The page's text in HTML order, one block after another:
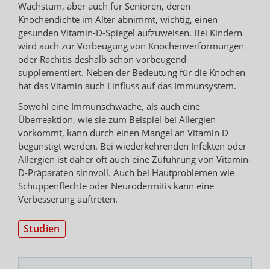
Wachstum, aber auch für Senioren, deren
Knochendichte im Alter abnimmt, wichtig, einen
gesunden Vitamin-D-Spiegel aufzuweisen. Bei Kindern
wird auch zur Vorbeugung von Knochenverformungen
oder Rachitis deshalb schon vorbeugend
supplementiert. Neben der Bedeutung für die Knochen
hat das Vitamin auch Einfluss auf das Immunsystem.
Sowohl eine Immunschwäche, als auch eine
Überreaktion, wie sie zum Beispiel bei Allergien
vorkommt, kann durch einen Mangel an Vitamin D
begünstigt werden. Bei wiederkehrenden Infekten oder
Allergien ist daher oft auch eine Zuführung von Vitamin-
D-Präparaten sinnvoll. Auch bei Hautproblemen wie
Schuppenflechte oder Neurodermitis kann eine
Verbesserung auftreten.
Studien